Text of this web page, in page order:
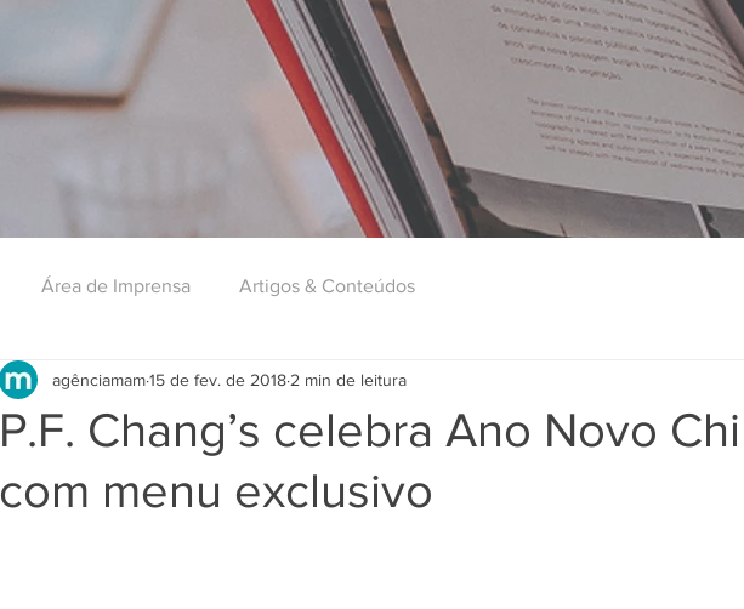
Área de Imprensa Artigos & Conteúdos
P.F. Chang’s celebra Ano Novo
com menu exclusivo
agênciamam15 de fev. de 2018 2 min de leitura